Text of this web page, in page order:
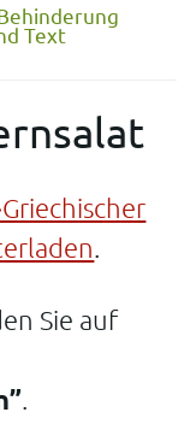
Text
.
Sie auf
.